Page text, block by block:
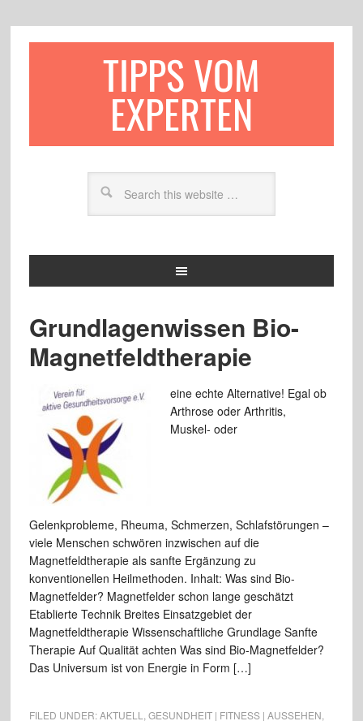
TIPPS VOM
EXPERTEN
Grundlagenwissen Bio-
Magnetfeldtherapie
eine echte Alternative! Egal ob
Arthrose oder Arthritis,
Muskel- oder
Gelenkprobleme, Rheuma, Schmerzen, Schlafstörungen –
viele Menschen schwören inzwischen auf die
Magnetfeldtherapie als sanfte Ergänzung zu
konventionellen Heilmethoden. Inhalt: Was sind Bio-
Magnetfelder? Magnetfelder schon lange geschätzt
Etablierte Technik Breites Einsatzgebiet der
Magnetfeldtherapie Wissenschaftliche Grundlage Sanfte
Therapie Auf Qualität achten Was sind Bio-Magnetfelder?
Das Universum ist von Energie in Form […]
FILED UNDER:AKTUELL GESUNDHEIT | FITNESS | AUSSEHEN